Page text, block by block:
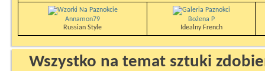
Annamon79
Russian Style
Bożena P
Idealny French
Wszystko na temat sztuki